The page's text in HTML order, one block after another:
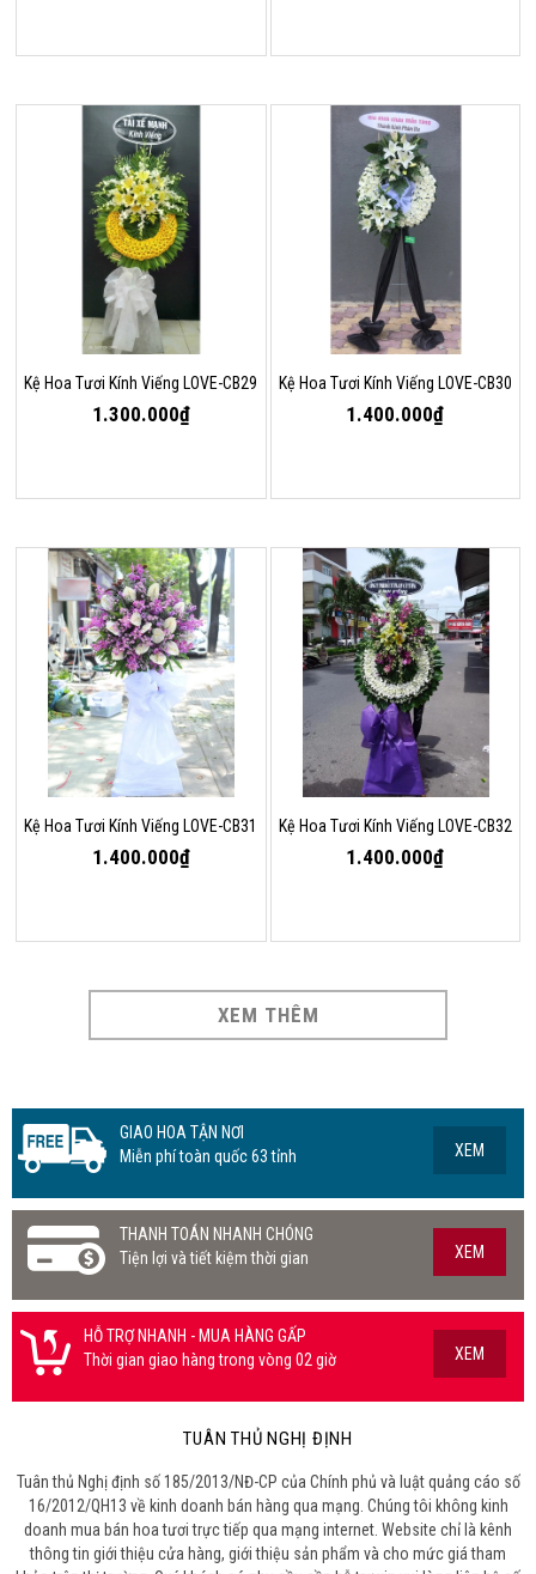
Kệ Hoa Tươi Kính Viếng LOVE-CB29
1.300.000₫
Kệ Hoa Tươi Kính Viếng LOVE-CB30
1.400.000₫
Kệ Hoa Tươi Kính Viếng LOVE-CB31
1.400.000₫
Kệ Hoa Tươi Kính Viếng LOVE-CB32
1.400.000₫
XEM THÊM
GIAO HOA TẬN NƠI
Miễn phí toàn quốc 63 tỉnh
XEM
THANH TOÁN NHANH CHÓNG
Tiện lợi và tiết kiệm thời gian
XEM
HỖ TRỢ NHANH - MUA HÀNG GẤP
Thời gian giao hàng trong vòng 02 giờ
XEM
TUÂN THỦ NGHỊ ĐỊNH
Tuân thủ Nghị định số 185/2013/NĐ-CP của Chính phủ và luật quảng cáo số
16/2012/QH13 về kinh doanh bán hàng qua mạng. Chúng tôi không kinh
doanh mua bán hoa tươi trực tiếp qua mạng internet. Website chỉ là kênh
thông tin giới thiệu cửa hàng, giới thiệu sản phẩm và cho mức giá tham